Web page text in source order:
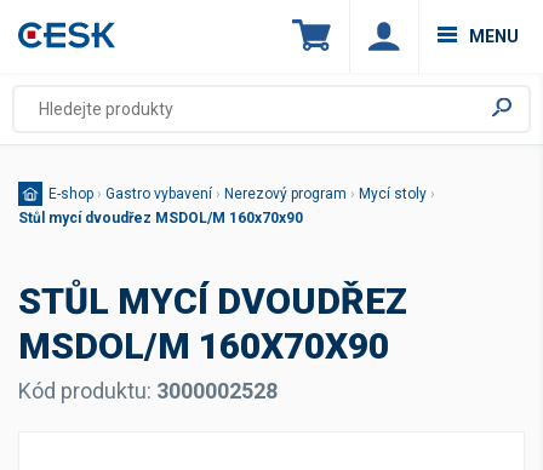
MENU
E-shop › Gastro vybavení › Nerezový program › Mycí stoly ›
Stůl mycí dvoudřez MSDOL/M 160x70x90
STŮL MYCÍ DVOUDŘEZ
MSDOL/M 160X70X90
Kód produktu: 3000002528